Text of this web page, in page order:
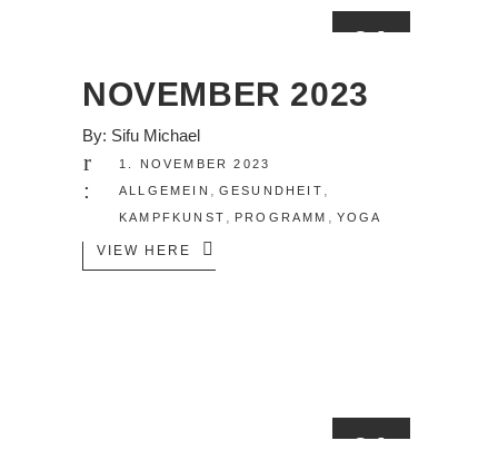
01
NOVEMBER 2023
By: Sifu Michael
1. NOVEMBER 2023
ALLGEMEIN , GESUNDHEIT ,
KAMPFKUNST , PROGRAMM , YOGA
VIEW HERE
01